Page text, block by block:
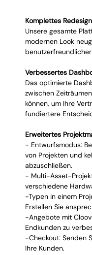
Komplettes Redesign
Unsere gesamte
modernen Look
Verbessertes
Das optimierte
zwischen
können, um Ihre
fundiertere
Erweitertes
- Entwurfsmodus:
von Projekten und
abzuschließen.
- Multi-Asset-
verschiedene
-Typen in einem
Erstellen Sie
-Angebote mit
Endkunden zu
-Checkout: Senden
Ihre Kunden.